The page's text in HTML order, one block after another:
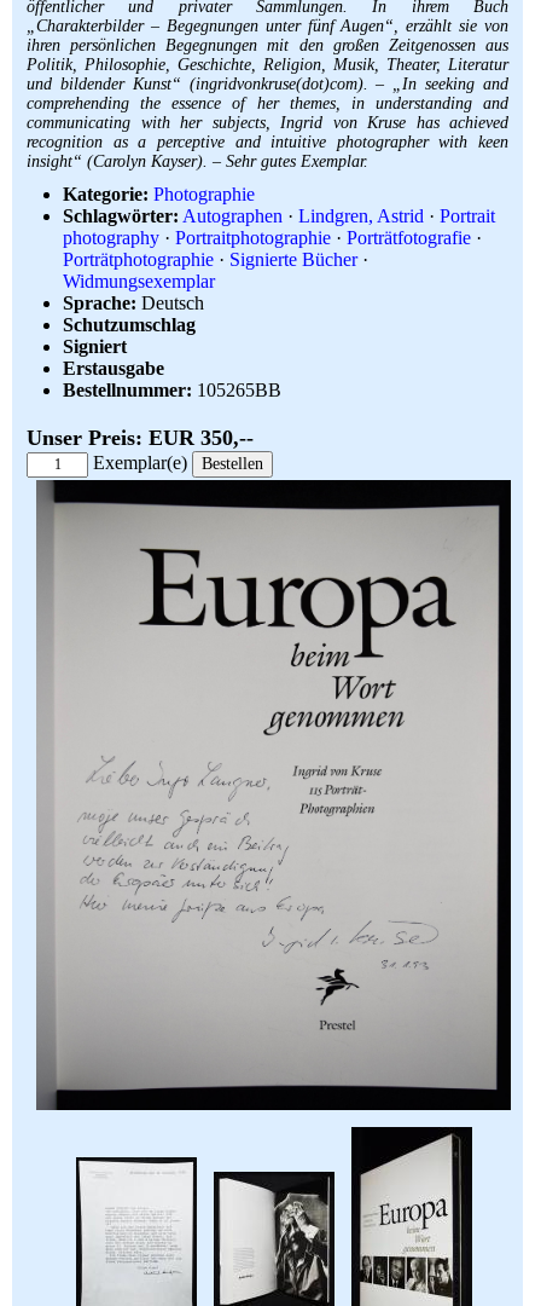
öffentlicher und privater Sammlungen. In ihrem Buch
„Charakterbilder – Begegnungen unter fünf Augen“, erzählt sie von
ihren persönlichen Begegnungen mit den großen Zeitgenossen aus
Politik, Philosophie, Geschichte, Religion, Musik, Theater, Literatur
und bildender Kunst“ (ingridvonkruse(dot)com). – „In seeking and
comprehending the essence of her themes, in understanding and
communicating with her subjects, Ingrid von Kruse has achieved
recognition as a perceptive and intuitive photographer with keen
insight“ (Carolyn Kayser). – Sehr gutes Exemplar.
Kategorie: Photographie
Schlagwörter: Autographen · Lindgren, Astrid · Portrait
photography · Portraitphotographie · Porträtfotografie ·
Porträtphotographie · Signierte Bücher·
Widmungsexemplar
Sprache: Deutsch
Schutzumschlag
Signiert
Erstausgabe
Bestellnummer: 105265BB
Unser Preis: EUR 350,--
Exemplar(e)